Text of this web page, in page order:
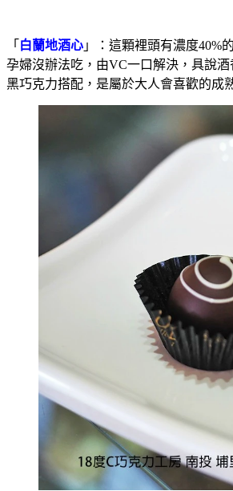
「 白蘭地酒心 」：這顆裡頭有濃度40%
孕婦沒辦法吃，由VC一口解決，具說
黑巧克力搭配，是屬於大人會喜歡的成